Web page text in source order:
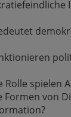
Rolle spielen
Formen von